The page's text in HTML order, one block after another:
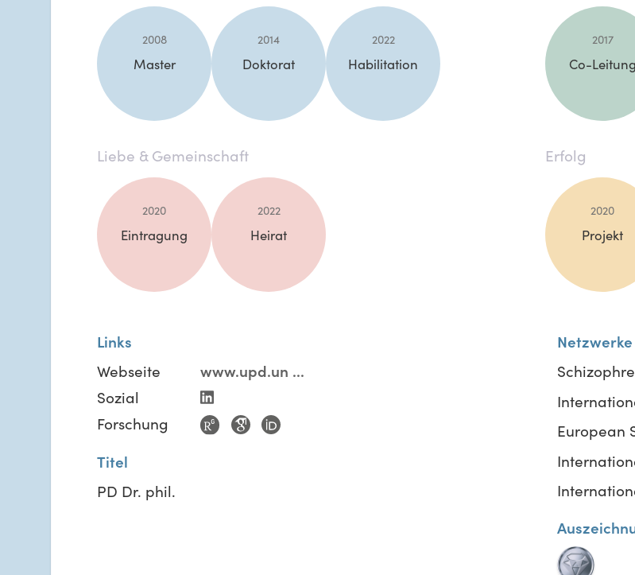
2008
Master
2014
Doktorat
2022
Habilitation
2017
Co-Leitung
Liebe & Gemeinschaft
2020
Eintragung
2022
Heirat
Erfolg
2020
Projekt
Links
Webseite
www.upd.un ...
Sozial
Forschung
Titel
PD Dr. phil.
Netzwerke
European